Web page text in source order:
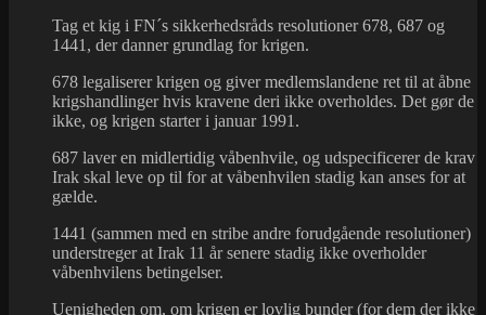
Tag et kig i FN´s sikkerhedsråds resolutioner 678, 687 og
1441, der danner grundlag for krigen.
678 legaliserer krigen og giver medlemslandene ret til at åbne
krigshandlinger hvis kravene deri ikke overholdes. Det gør de
ikke, og krigen starter i januar 1991.
687 laver en midlertidig våbenhvile, og udspecificerer de krav
Irak skal leve op til for at våbenhvilen stadig kan anses for at
gælde.
1441 (sammen med en stribe andre forudgående resolutioner)
understreger at Irak 11 år senere stadig ikke overholder
våbenhvilens betingelser.
Uenigheden om, om krigen er lovlig bunder (for dem der ikke